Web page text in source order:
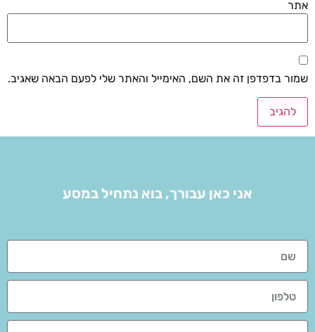
אתר
שמור בדפדפן זה את השם, האימייל והאתר שלי לפעם הבאה שאגיב.
אני כאן עבורך, בוא נתחיל במסע